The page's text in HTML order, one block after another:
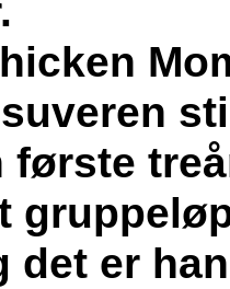
første
det er han